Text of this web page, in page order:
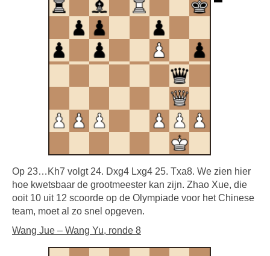
Op 23…Kh7 volgt 24. Dxg4 Lxg4 25. Txa8. We zien hier
hoe kwetsbaar de grootmeester kan zijn. Zhao Xue, die
ooit 10 uit 12 scoorde op de Olympiade voor het Chinese
team, moet al zo snel opgeven.
Wang Jue – Wang Yu, ronde 8